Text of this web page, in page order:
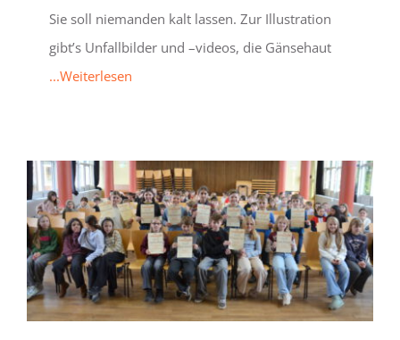
Sie soll niemanden kalt lassen. Zur Illustration
gibt’s Unfallbilder und –videos, die Gänsehaut
...Weiterlesen